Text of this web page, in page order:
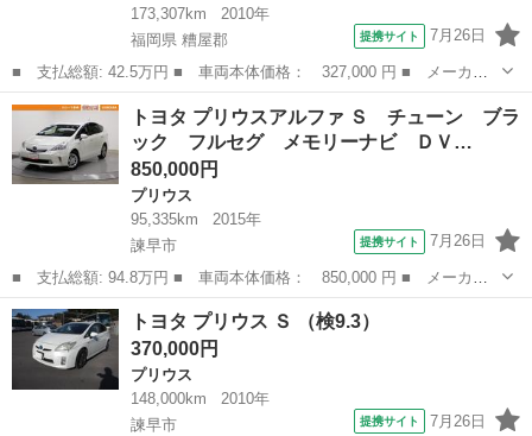
173,307km
2010年
福岡県 糟屋郡
提携サイト 7月26日
■ 支払総額: 42.5万円 ■ 車両本体価格： 327,000 円 ■ メーカー
名： トヨタ ■ 車種名： プリウス ■ グレード名： Ｇツーリン
グセレクション ＨＤＤナビ ワンセグ バックカメラ ＥＴＣ Ｌ
ＥＤヘッドラ...
福岡 糟屋郡 プリウス
トヨタ プリウスアルファ Ｓ チューン ブラ
ック フルセグ メモリーナビ ＤＶ…
850,000円
プリウス
95,335km
2015年
諫早市
提携サイト 7月26日
■ 支払総額: 94.8万円 ■ 車両本体価格： 850,000 円 ■ メーカー
名： トヨタ ■ 車種名： プリウスアルファ ■ グレード名：
Ｓ チューン ブラック フルセグ メモリーナビ ＤＶＤ再生 バ
ックカメラ Ｅ...
長崎 諫早市 プリウス
トヨタ プリウス Ｓ （検9.3）
370,000円
プリウス
148,000km
2010年
諫早市
提携サイト 7月26日